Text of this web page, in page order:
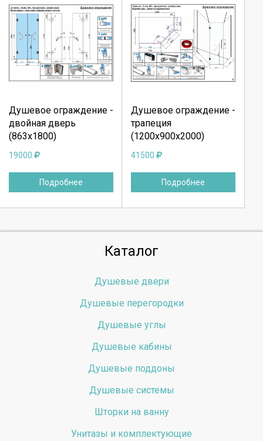
Душевое ограждение -
двойная дверь
(863х1800)
19000
Подробнее
Выберите количество:
Продолжить
Отмена
Душевое ограждение -
трапеция
(1200х900х2000)
41500
Подробнее
Выберите количество:
Продолжить
Отмена
Каталог
Душевые двери
Душевые перегородки
Душевые углы
Душевые кабины
Душевые поддоны
Душевые системы
Шторки на ванну
Унитазы и комплектующие